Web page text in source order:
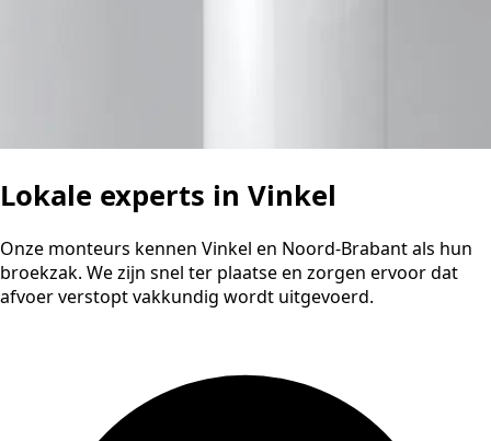
Lokale experts in Vinkel
Onze monteurs kennen Vinkel en Noord-Brabant als hun
broekzak. We zijn snel ter plaatse en zorgen ervoor dat
afvoer verstopt vakkundig wordt uitgevoerd.